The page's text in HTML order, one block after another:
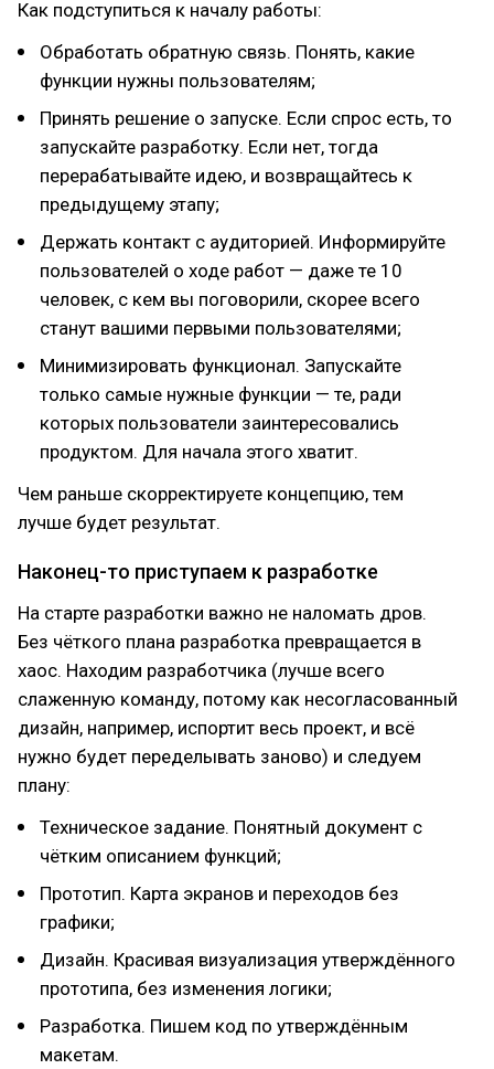
Как подступиться к началу работы:
Обработать обратную связь. Понять, какие
функции нужны пользователям;
Принять решение о запуске. Если спрос есть, то
запускайте разработку. Если нет, тогда
перерабатывайте идею, и возвращайтесь к
предыдущему этапу;
Держать контакт с аудиторией. Информируйте
пользователей о ходе работ — даже те 10
человек, с кем вы поговорили, скорее всего
станут вашими первыми пользователями;
Минимизировать функционал. Запускайте
только самые нужные функции — те, ради
которых пользователи заинтересовались
продуктом. Для начала этого хватит.
Чем раньше скорректируете концепцию, тем
лучше будет результат.
Наконец-то приступаем к разработке
На старте разработки важно не наломать дров.
Без чёткого плана разработка превращается в
хаос. Находим разработчика (лучше всего
слаженную команду, потому как несогласованный
дизайн, например, испортит весь проект, и всё
нужно будет переделывать заново) и следуем
плану:
Техническое задание. Понятный документ с
чётким описанием функций;
Прототип. Карта экранов и переходов без
графики;
Дизайн. Красивая визуализация утверждённого
прототипа, без изменения логики;
Разработка. Пишем код по утверждённым
макетам.